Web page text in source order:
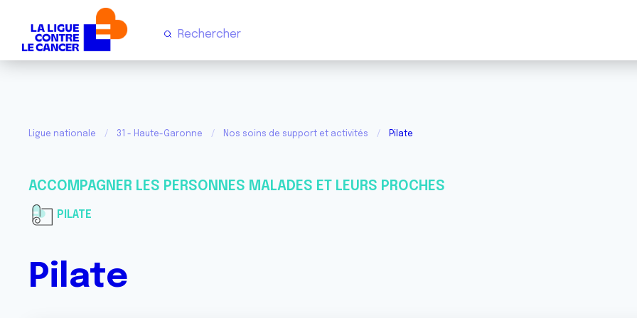
Ligue nationale 31 - Haute-Garonne Nos soins de support et activités Pilate
ACCOMPAGNER LES PERSONNES MALADES ET LEURS PROCHES
PILATE
Pilate